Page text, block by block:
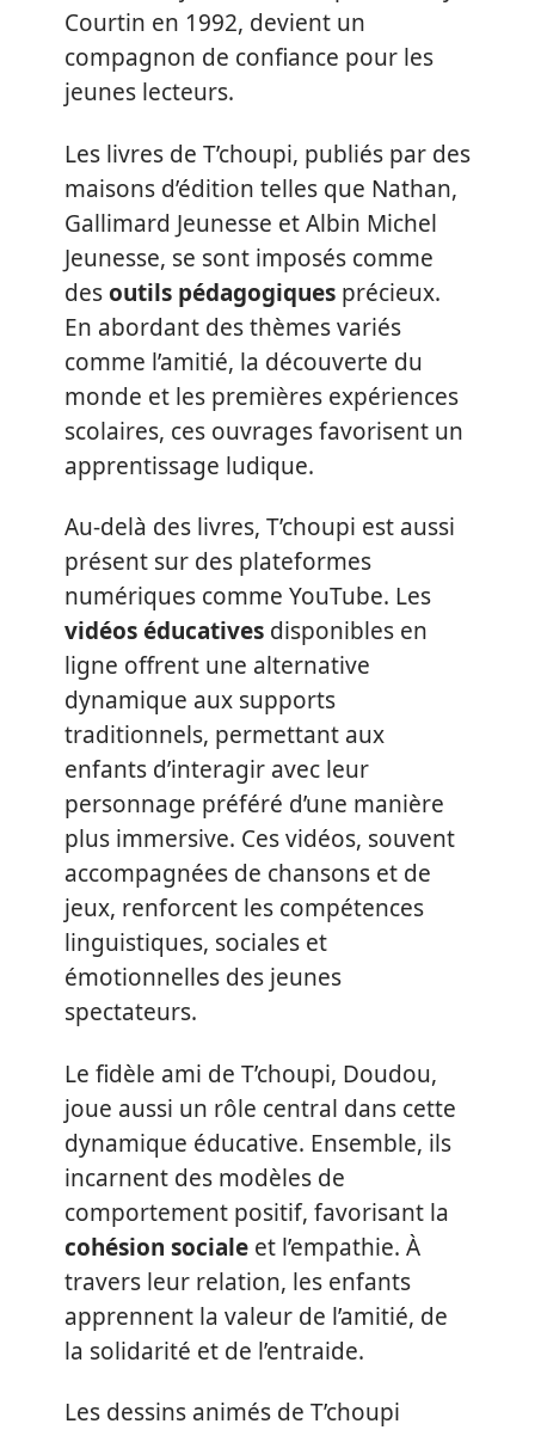
Courtin en 1992, devient un
compagnon de confiance pour les
jeunes lecteurs.
Les livres de T’choupi, publiés par des
maisons d’édition telles que Nathan,
Gallimard Jeunesse et Albin Michel
Jeunesse, se sont imposés comme
desoutils pédagogiques précieux.
En abordant des thèmes variés
comme l’amitié, la découverte du
monde et les premières expériences
scolaires, ces ouvrages favorisent un
apprentissage ludique.
Au-delà des livres, T’choupi est aussi
présent sur des plateformes
numériques comme YouTube. Les
vidéos éducatives disponibles en
ligne offrent une alternative
dynamique aux supports
traditionnels, permettant aux
enfants d’interagir avec leur
personnage préféré d’une manière
plus immersive. Ces vidéos, souvent
accompagnées de chansons et de
jeux, renforcent les compétences
linguistiques, sociales et
émotionnelles des jeunes
spectateurs.
Le fidèle ami de T’choupi, Doudou,
joue aussi un rôle central dans cette
dynamique éducative. Ensemble, ils
incarnent des modèles de
comportement positif, favorisant la
cohésion sociale et l’empathie. À
travers leur relation, les enfants
apprennent la valeur de l’amitié, de
la solidarité et de l’entraide.
Les dessins animés de T’choupi